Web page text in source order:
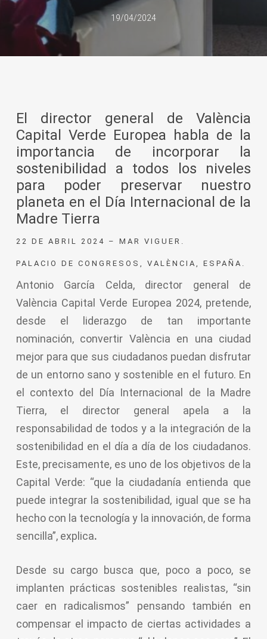
19/04/2024
El director general de València
Capital Verde Europea habla de la
importancia de incorporar la
sostenibilidad a todos los niveles
para poder preservar nuestro
planeta en el Día Internacional de la
Madre Tierra
22 DE ABRIL 2024 – MAR VIGUER.
PALACIO DE CONGRESOS, VALÈNCIA, ESPAÑA.
Antonio García Celda, director general de
València Capital Verde Europea 2024, pretende,
desde el liderazgo de tan importante
nominación, convertir València en una ciudad
mejor para que sus ciudadanos puedan disfrutar
de un entorno sano y sostenible en el futuro. En
el contexto del Día Internacional de la Madre
Tierra, el director general apela a la
responsabilidad de todos y a la integración de la
sostenibilidad en el día a día de los ciudadanos.
Este, precisamente, es uno de los objetivos de la
Capital Verde: “que la ciudadanía entienda que
puede integrar la sostenibilidad, igual que se ha
hecho con la tecnología y la innovación, de forma
sencilla”, explica.
Desde su cargo busca que, poco a poco, se
implanten prácticas sostenibles realistas, “sin
caer en radicalismos” pensando también en
compensar el impacto de ciertas actividades a